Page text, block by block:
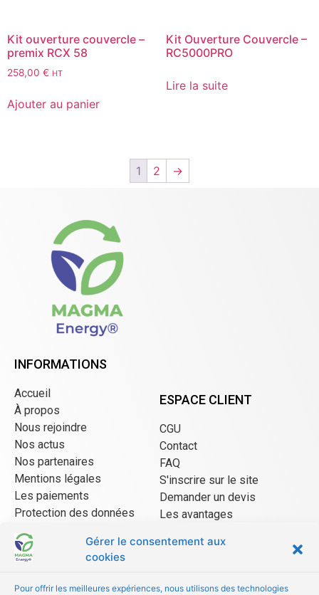
Gérer le consentement aux
cookies
Pour offrir les meilleures expériences, nous utilisons des technologies
Kit ouverture couvercle –
premix RCX 58
258,00 € HT
Ajouter au panier
Kit Ouverture Couvercle –
RC5000PRO
Lire la suite
1 2 →
INFORMATIONS
Accueil
À propos
Nous rejoindre
Nos actus
Nos partenaires
Mentions légales
Les paiements
Protection des données
CGU Mangopay
ESPACE CLIENT
CGU
Contact
FAQ
S'inscrire sur le site
Demander un devis
Les avantages